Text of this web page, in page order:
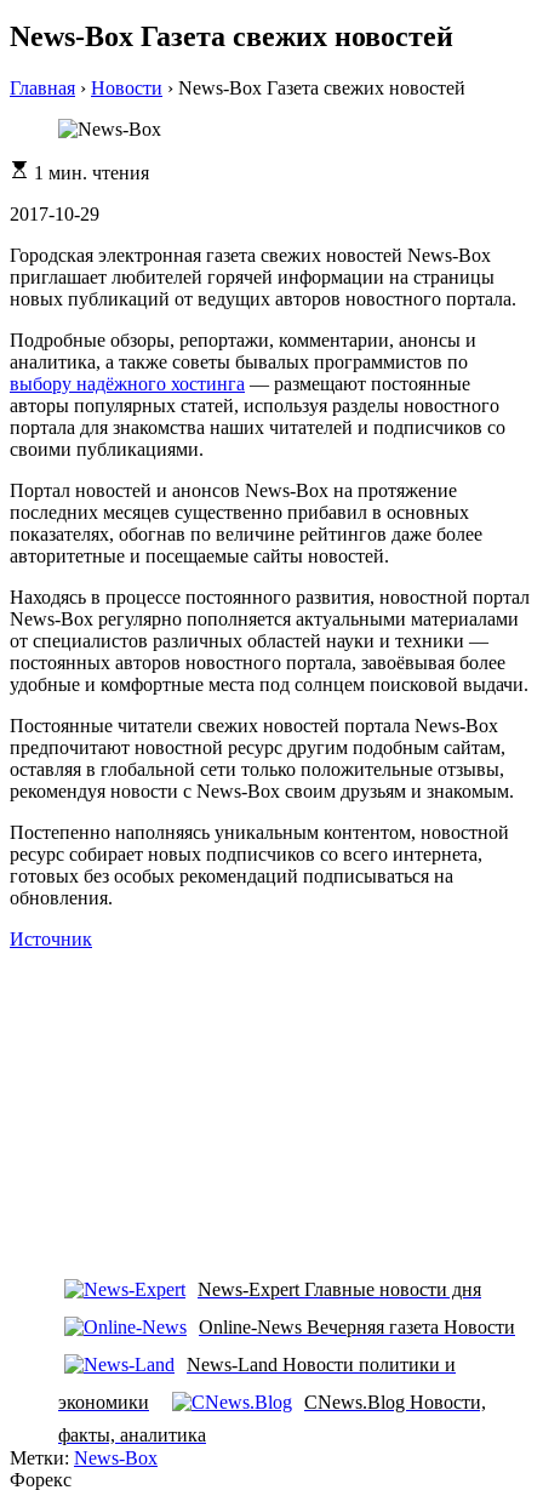
News-Box Газета свежих новостей
Главная › Новости › News-Box Газета свежих новостей
Расчетное
чтения
1 мин. чтения
2017-10-29
Городская электронная газета свежих новостей News-Box
приглашает любителей горячей информации на страницы
новых публикаций от ведущих авторов новостного портала.
Подробные обзоры, репортажи, комментарии, анонсы и
аналитика, а также советы бывалых программистов по
выбору надёжного хостинга — размещают постоянные
авторы популярных статей, используя разделы новостного
портала для знакомства наших читателей и подписчиков со
своими публикациями.
Портал новостей и анонсов News-Box на протяжение
последних месяцев существенно прибавил в основных
показателях, обогнав по величине рейтингов даже более
авторитетные и посещаемые сайты новостей.
Находясь в процессе постоянного развития, новостной портал
News-Box регулярно пополняется актуальными материалами
от специалистов различных областей науки и техники —
постоянных авторов новостного портала, завоёвывая более
удобные и комфортные места под солнцем поисковой выдачи.
Постоянные читатели свежих новостей портала News-Box
предпочитают новостной ресурс другим подобным сайтам,
оставляя в глобальной сети только положительные отзывы,
рекомендуя новости с News-Box своим друзьям и знакомым.
Постепенно наполняясь уникальным контентом, новостной
ресурс собирает новых подписчиков со всего интернета,
готовых без особых рекомендаций подписываться на
обновления.
Источник
News-Expert Главные новости дня
Online-News Вечерняя газета Новости
News-Land Новости политики и
экономики
CNews.Blog Новости,
факты, аналитика
Метки: News-Box
Форекс